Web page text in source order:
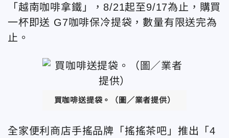
「越南咖啡拿鐵」，8/21起至9/17為止，購買
一杯即送 G7咖啡保冷提袋，數量有限送完為
止。
買咖啡送提袋。（圖／業者提供）
全家便利商店手搖品牌「搖搖茶吧」推出「4